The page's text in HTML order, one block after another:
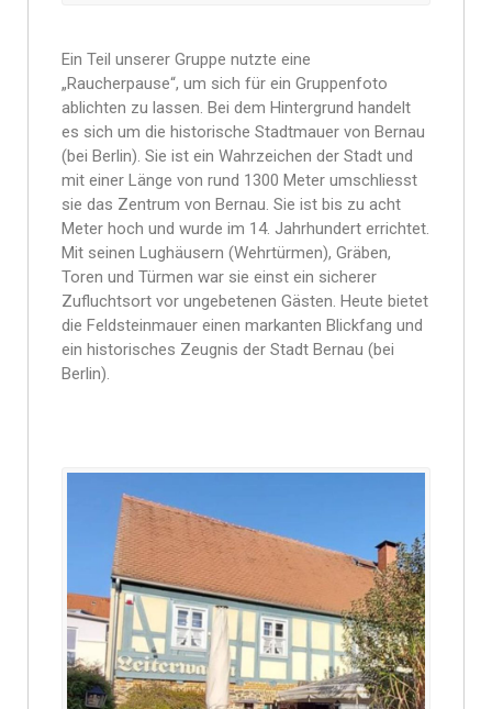
Ein Teil unserer Gruppe nutzte eine
„Raucherpause“, um sich für ein Gruppenfoto
ablichten zu lassen. Bei dem Hintergrund handelt
es sich um die historische Stadtmauer von Bernau
(bei Berlin). Sie ist ein Wahrzeichen der Stadt und
mit einer Länge von rund 1300 Meter umschliesst
sie das Zentrum von Bernau. Sie ist bis zu acht
Meter hoch und wurde im 14. Jahrhundert errichtet.
Mit seinen Lughäusern (Wehrtürmen), Gräben,
Toren und Türmen war sie einst ein sicherer
Zufluchtsort vor ungebetenen Gästen. Heute bietet
die Feldsteinmauer einen markanten Blickfang und
ein historisches Zeugnis der Stadt Bernau (bei
Berlin).